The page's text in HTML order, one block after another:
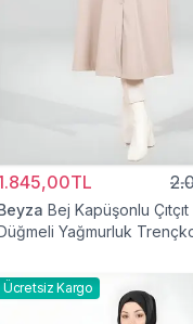
Bej Kapüşonlu Çıtçıt
Yağmurluk
Ücretsiz Kargo